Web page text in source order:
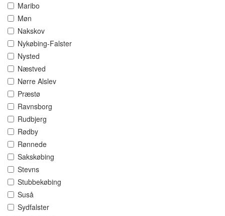
Maribo
Møn
Nakskov
Nykøbing-Falster
Nysted
Næstved
Nørre Alslev
Præstø
Ravnsborg
Rudbjerg
Rødby
Rønnede
Sakskøbing
Stevns
Stubbekøbing
Suså
Sydfalster